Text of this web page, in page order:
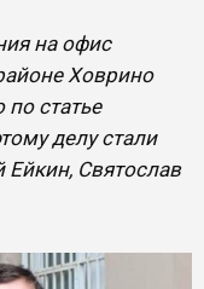
на офис
Ховрино
статье
делу стали
Ейкин, Святослав